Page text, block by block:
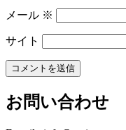
メール ※
サイト
お問い合わせ